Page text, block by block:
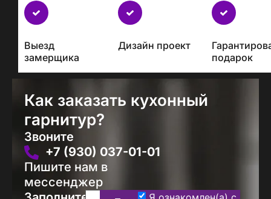
с
проектом
Выезд
замерщика
Дизайн проект
подарок
Как заказать кухонный
гарнитур?
Звоните
+7 (930) 037-01-01
Пишите нам в
мессенджер